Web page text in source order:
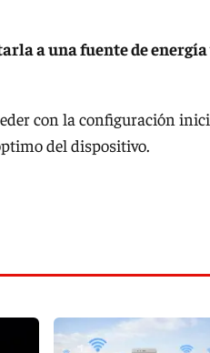
a una fuente de energía
con la configuración
del dispositivo.